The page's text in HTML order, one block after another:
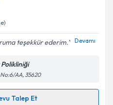
teşekkür ederim. Devamı
Polikliniği
AA, 35620
Talep Et